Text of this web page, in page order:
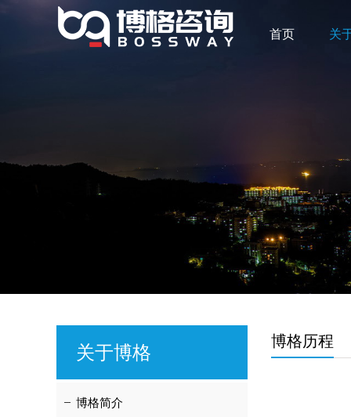
首页 关
关于博格
博格简介
博格历程